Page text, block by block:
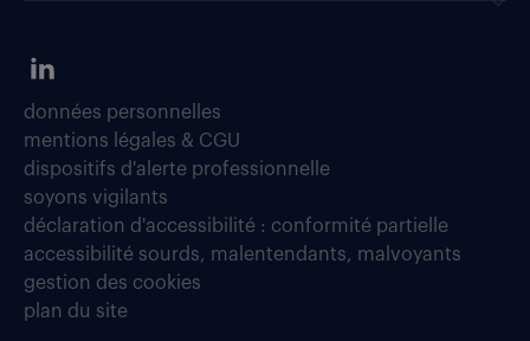
données personnelles
mentions légales & CGU
dispositifs d'alerte professionnelle
soyons vigilants
déclaration d'accessibilité : conformité partielle
accessibilité sourds, malentendants, malvoyants
gestion des cookies
plan du site